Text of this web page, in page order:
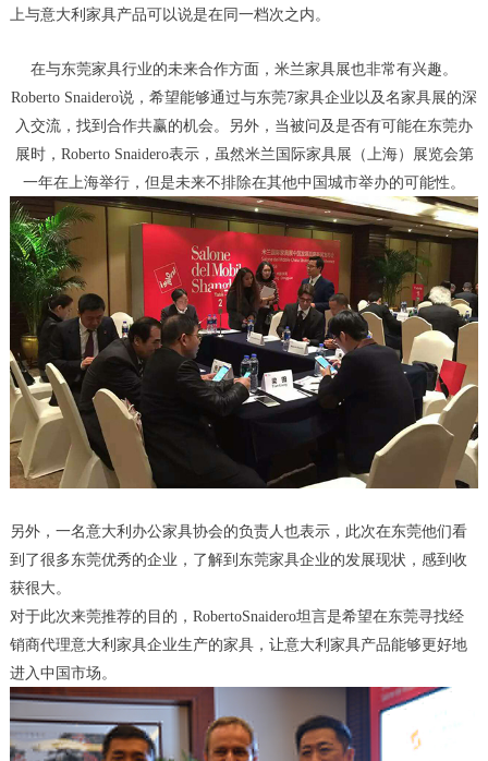
上与意大利家具产品可以说是在同一档次之内。
在与东莞家具行业的未来合作方面，米兰家具展也非常有兴趣。
Roberto Snaidero说，希望能够通过与东莞7家具企业以及名家具展的深
入交流，找到合作共赢的机会。另外，当被问及是否有可能在东莞办
展时，Roberto Snaidero表示，虽然米兰国际家具展（上海）展览会第
一年在上海举行，但是未来不排除在其他中国城市举办的可能性。
另外，一名意大利办公家具协会的负责人也表示，此次在东莞他们看
到了很多东莞优秀的企业，了解到东莞家具企业的发展现状，感到收
获很大。
对于此次来莞推荐的目的，RobertoSnaidero坦言是希望在东莞寻找经
销商代理意大利家具企业生产的家具，让意大利家具产品能够更好地
进入中国市场。